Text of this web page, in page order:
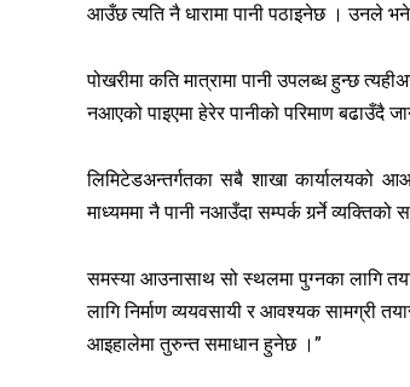
आउँछ त्यति नै धारामा पानी पठाइनेछ । उनले
पोखरीमा कति मात्रामा पानी उपलब्ध हुन्छ
नआएको पाइएमा हेरेर पानीको परिमाण बढाउँदै
लिमिटेडअन्तर्गतका सबै शाखा कार्यालयको
माध्यममा नै पानी नआउँदा सम्पर्क गर्र्ने
समस्या आउनासाथ सो स्थलमा पुग्नका लागि
लागि निर्माण व्ययवसायी र आवश्यक सामग्री
आइहालेमा तुरुन्त समाधान हुनेछ ।”